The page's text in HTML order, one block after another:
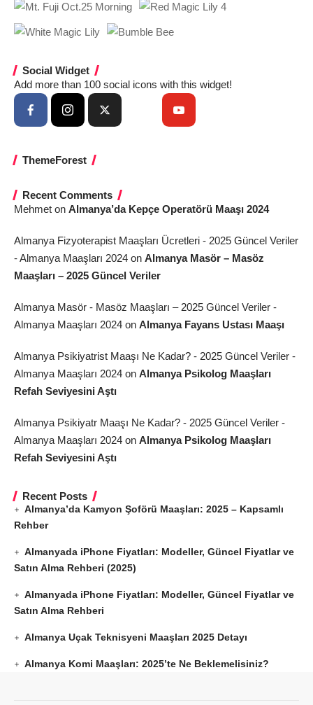
Social Widget
Add more than 100 social icons with this widget!
ThemeForest
Recent Comments
Mehmet on Almanya’da Kepçe Operatörü Maaşı 2024
Almanya Fizyoterapist Maaşları Ücretleri - 2025 Güncel Veriler
- Almanya Maaşları 2024 on Almanya Masör – Masöz
Maaşları – 2025 Güncel Veriler
Almanya Masör - Masöz Maaşları – 2025 Güncel Veriler -
Almanya Maaşları 2024 on Almanya Fayans Ustası Maaşı
Almanya Psikiyatrist Maaşı Ne Kadar? - 2025 Güncel Veriler -
Almanya Maaşları 2024 on Almanya Psikolog Maaşları
Refah Seviyesini Aştı
Almanya Psikiyatr Maaşı Ne Kadar? - 2025 Güncel Veriler -
Almanya Maaşları 2024 on Almanya Psikolog Maaşları
Refah Seviyesini Aştı
Recent Posts
Almanya’da Kamyon Şoförü Maaşları: 2025 – Kapsamlı
Rehber
Almanyada iPhone Fiyatları: Modeller, Güncel Fiyatlar ve
Satın Alma Rehberi (2025)
Almanyada iPhone Fiyatları: Modeller, Güncel Fiyatlar ve
Satın Alma Rehberi
Almanya Uçak Teknisyeni Maaşları 2025 Detayı
Almanya Komi Maaşları: 2025’te Ne Beklemelisiniz?